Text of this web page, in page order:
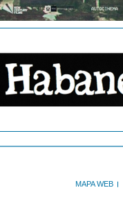
MAPA WEB